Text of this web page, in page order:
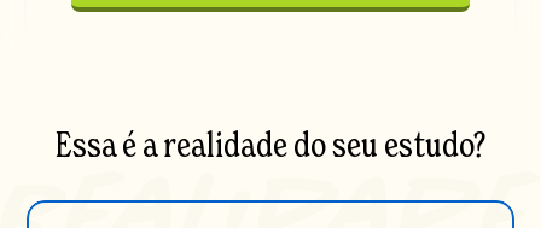
Essa é a realidade do seu estudo?